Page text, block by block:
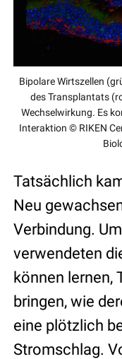
Bipolare Wirtszellen
des Transplantats
Wechselwirkung. Es
Interaktion © RIKEN
Tatsächlich
Neu
Verbindung.
verwendeten
können lernen,
bringen, wie
eine plötzlich
Stromschlag.